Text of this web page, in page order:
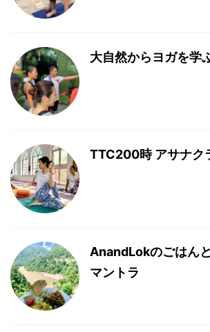
大自然からヨガを学
TTC200時 アサナク
AnandLokのごはん
マントラ